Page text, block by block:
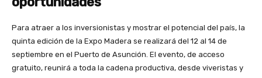
Para atraer a los inversionistas y mostrar el potencial del país, la
quinta edición de la Expo Madera se realizará del 12 al 14 de
septiembre en el Puerto de Asunción. El evento, de acceso
gratuito, reunirá a toda la cadena productiva, desde viveristas y